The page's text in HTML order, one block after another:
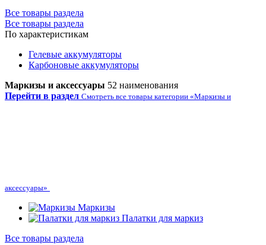
Все товары раздела
Все товары раздела
По характеристикам
Гелевые аккумуляторы
Карбоновые аккумуляторы
Маркизы и аксессуары 52 наименования
Перейти в раздел Смотреть все товары категории «Маркизы и
аксессуары»
Маркизы
Палатки для маркиз
Все товары раздела